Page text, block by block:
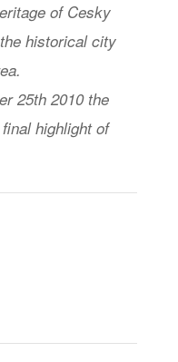
of Cesky
historical city
25th 2010 the
highlight of